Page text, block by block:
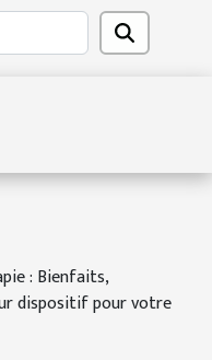
: Bienfaits,
dispositif pour votre